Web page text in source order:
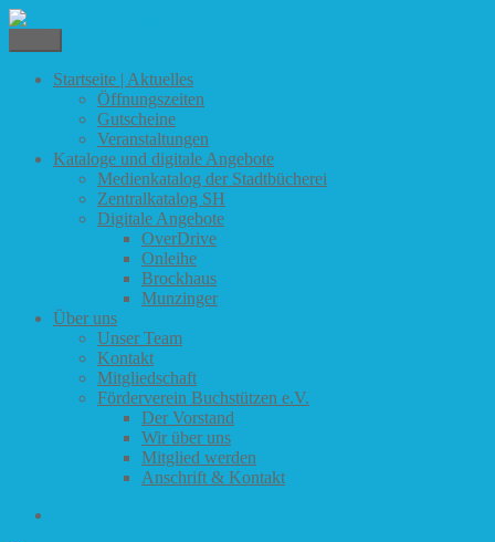
Zum
springen
Stadtbücherei Kappeln
Startseite | Aktuelles
Öffnungszeiten
Gutscheine
Veranstaltungen
Kataloge und digitale Angebote
Medienkatalog der Stadtbücherei
Zentralkatalog SH
Digitale Angebote
OverDrive
Onleihe
Brockhaus
Munzinger
Über uns
Unser Team
Kontakt
Mitgliedschaft
Förderverein Buchstützen e.V.
Der Vorstand
Wir über uns
Mitglied werden
Anschrift & Kontakt